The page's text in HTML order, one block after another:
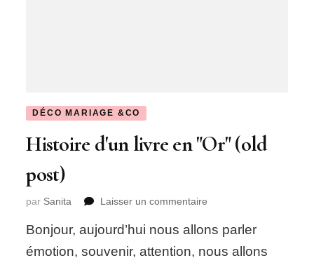
DÉCO MARIAGE &CO
Histoire d'un livre en "Or" (old
post)
par Sanita Laisser un commentaire
d'un
en
Bonjour, aujourd’hui nous allons parler
émotion, souvenir, attention, nous allons